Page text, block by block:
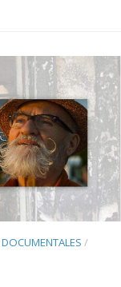
DOCUMENTALES /